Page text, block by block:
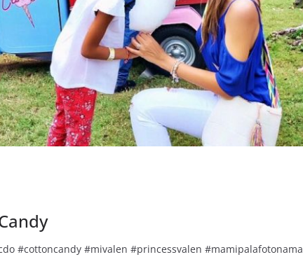
#cottoncandy #mivalen #princessvalen #mamipalafotonama